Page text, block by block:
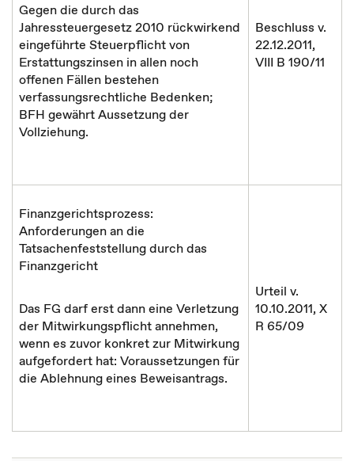
Gegen die durch das
Jahressteuergesetz 2010 rückwirkend
eingeführte Steuerpflicht von
Erstattungszinsen in allen noch
offenen Fällen bestehen
verfassungsrechtliche Bedenken;
BFH gewährt Aussetzung der
Vollziehung.
Beschluss v.
22.12.2011,
VIII B 190/11
Finanzgerichtsprozess:
Anforderungen an die
Tatsachenfeststellung durch das
Finanzgericht
Das FG darf erst dann eine Verletzung
der Mitwirkungspflicht annehmen,
wenn es zuvor konkret zur Mitwirkung
aufgefordert hat: Voraussetzungen für
die Ablehnung eines Beweisantrags.
Urteil v.
10.10.2011, X
R 65/09